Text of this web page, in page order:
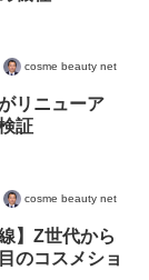
cosme beauty net
リニューア
証
cosme beauty net
】Z世代から
のコスメショ